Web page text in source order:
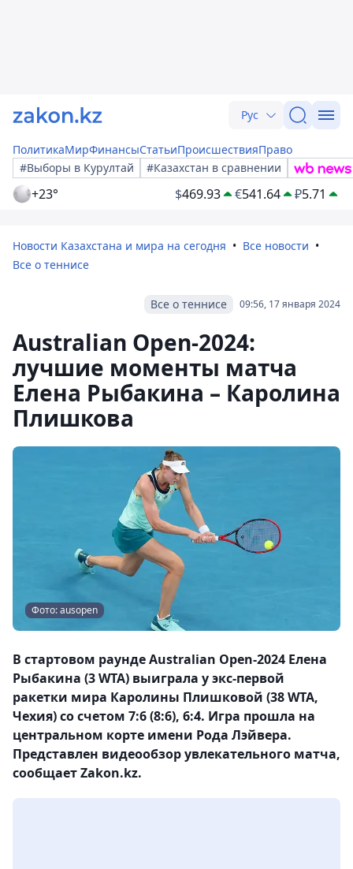
Рус
ПолитикаМирФинансыСтатьиПроисшествияПраво
#Выборы в Курултай
#Казахстан в сравнении
+23° $469.93 €541.64 ₽5.71
Новости Казахстана и мира на сегодня
Все новости
Все о теннисе
09:56, 17 января 2024
Все о теннисе
Australian Open-2024:
лучшие моменты матча
Елена Рыбакина – Каролина
Плишкова
Фото: ausopen
В стартовом раунде Australian Open-2024 Елена
Рыбакина (3 WTA) выиграла у экс-первой
ракетки мира Каролины Плишковой (38 WTA,
Чехия) со счетом 7:6 (8:6), 6:4. Игра прошла на
центральном корте имени Рода Лэйвера.
Представлен видеообзор увлекательного матча,
сообщает Zakon.kz.